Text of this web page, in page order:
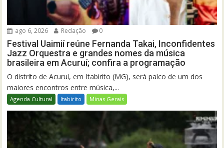
ago 6, 2026 Redação 0
Festival Uaimií reúne Fernanda Takai, Inconfidentes
Jazz Orquestra e grandes nomes da música
brasileira em Acuruí; confira a programação
O distrito de Acuruí, em Itabirito (MG), será palco de um dos
maiores encontros entre música,...
Agenda Cultural Itabirito Minas Gerais